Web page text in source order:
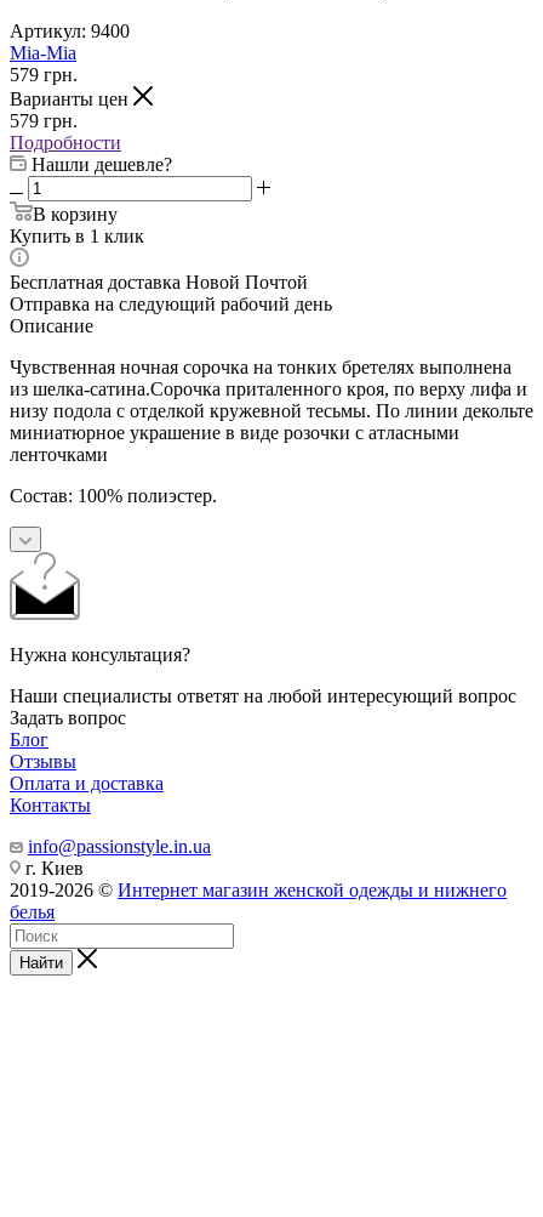
Артикул: 9400
Mia-Mia
579 грн.
Варианты цен
579 грн.
Подробности
Нашли дешевле?
В корзину
Купить в 1 клик
Бесплатная доставка Новой Почтой
Отправка на следующий рабочий день
Описание
Чувственная ночная сорочка на тонких бретелях выполнена
из шелка-сатина.Сорочка приталенного кроя, по верху лифа и
низу подола с отделкой кружевной тесьмы. По линии декольте
миниатюрное украшение в виде розочки с атласными
ленточками
Состав: 100% полиэстер.
Нужна консультация?
Наши специалисты ответят на любой интересующий вопрос
Задать вопрос
Блог
Отзывы
Оплата и доставка
Контакты
info@passionstyle.in.ua
г. Киев
2019-2026 © Интернет магазин женской одежды и нижнего
белья
Найти